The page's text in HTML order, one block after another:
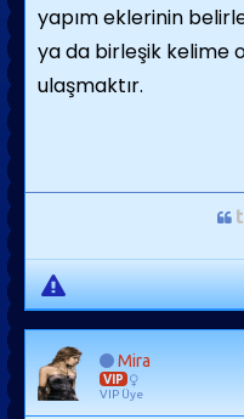
yapım eklerinin
ya da birleşik kelime
ulaşmaktır.
Mira
VIP
VIP Üye